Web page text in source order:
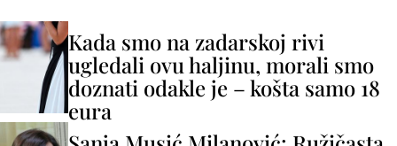
Kada smo na zadarskoj rivi
ugledali ovu haljinu, morali smo
doznati odakle je – košta samo 18
eura